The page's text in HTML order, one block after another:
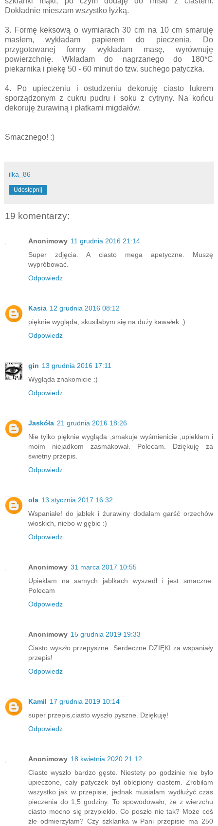
Dokładnie mieszam wszystko łyżką.
3. Formę keksową o wymiarach 30 cm na 10 cm smaruję
masłem, wykładam papierem do pieczenia. Do
przygotowanej formy wykładam masę, wyrównuję
powierzchnię. Wkładam do nagrzanego do 180*C
piekarnika i piekę 50 - 60 minut do tzw. suchego patyczka.
4. Po upieczeniu i ostudzeniu dekoruję ciasto lukrem
sporządzonym z cukru pudru i soku z cytryny. Na końcu
dekoruję żurawiną i płatkami migdałów.
Smacznego! :)
ilka_86
Udostępnij
19 komentarzy:
Anonimowy 11 grudnia 2016 21:14
Super zdjęcia. A ciasto mega apetyczne. Muszę
wypróbować.
Odpowiedz
Kasia 12 grudnia 2016 08:12
pięknie wygląda, skusiłabym się na duży kawałek ;)
Odpowiedz
gin 13 grudnia 2016 17:11
Wygląda znakomicie :)
Odpowiedz
Jaskóła 21 grudnia 2016 18:26
Nie tylko pięknie wygląda ,smakuje wyśmienicie ,upiekłam i
moim niejadkom zasmakował. Polecam. Dziękuję za
świetny przepis.
Odpowiedz
ola 13 stycznia 2017 16:32
Wspaniałe! do jabłek i żurawiny dodałam garść orzechów
włoskich, niebo w gębie :)
Odpowiedz
Anonimowy 31 marca 2017 10:55
Upiekłam na samych jablkach wyszedł i jest smaczne.
Polecam
Odpowiedz
Anonimowy 15 grudnia 2019 19:33
Ciasto wyszło przepyszne. Serdeczne DZIĘKI za wspaniały
przepis!
Odpowiedz
Kamil 17 grudnia 2019 10:14
super przepis,ciasto wyszło pyszne. Dziękuję!
Odpowiedz
Anonimowy 18 kwietnia 2020 21:12
Ciasto wyszło bardzo gęste. Niestety po godzinie nie było
upieczone, cały patyczek był oblepiony ciastem. Zrobiłam
wszystko jak w przepisie, jednak musiałam wydłużyć czas
pieczenia do 1,5 godziny. To spowodowało, że z wierzchu
ciasto mocno się przypiekło. Co poszło nie tak? Może coś
źle odmierzyłam? Czy szklanka w Pani przepisie ma 250